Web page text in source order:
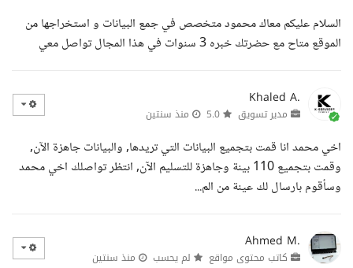
السلام عليكم معاك محمود متخصص في جمع البيانات و استخراجها من
الموقع متاح مع حضرتك خبره 3 سنوات في هذا المجال تواصل معي
Khaled A.
مدير تسويق منذ سنتين
اخي محمد انا قمت بتجميع البيانات التي تريدها, والبيانات جاهزة الآن,
وقمت بتجميع 110 بينة وجاهزة للتسليم الآن, انتظر تواصلك اخي محمد
وسأقوم بارسال لك عينة من الم...
Ahmed M.
كاتب محتوى مواقع لم يحسب منذ سنتين